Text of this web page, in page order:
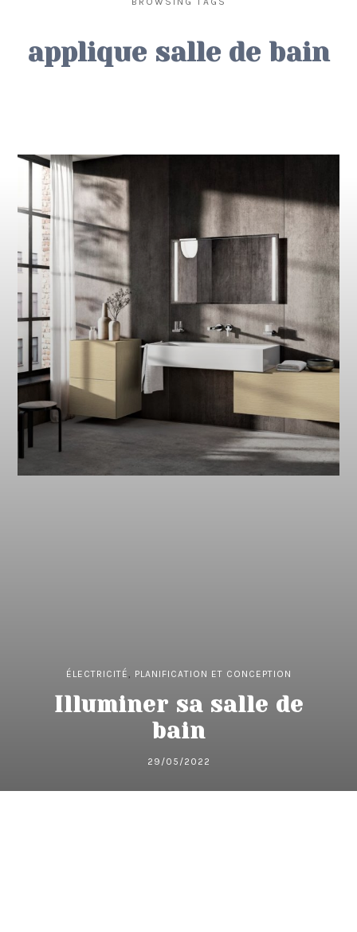
applique salle de bain
ÉLECTRICITÉ, PLANIFICATION ET CONCEPTION
Illuminer sa salle de
bain
29/05/2022